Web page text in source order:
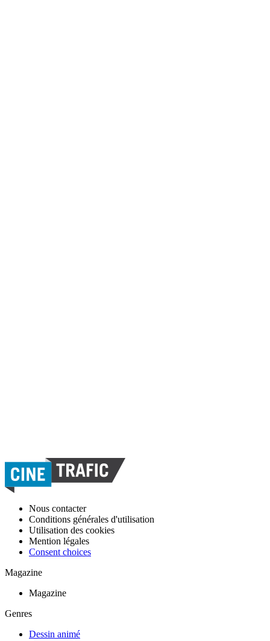
Nous contacter
Conditions générales d'utilisation
Utilisation des cookies
Mention légales
Consent choices
Magazine
Magazine
Genres
Dessin animé